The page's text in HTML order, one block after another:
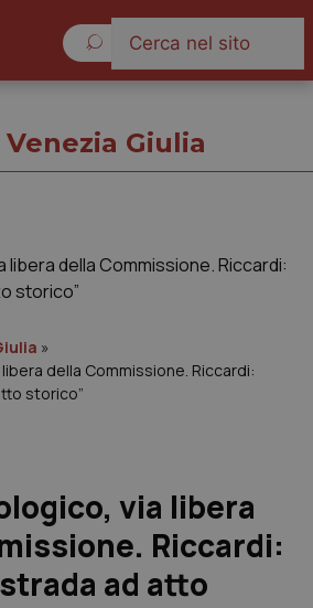
Giulia
»
della Commissione. Riccardi:
storico”
via libera
Riccardi:
ad atto